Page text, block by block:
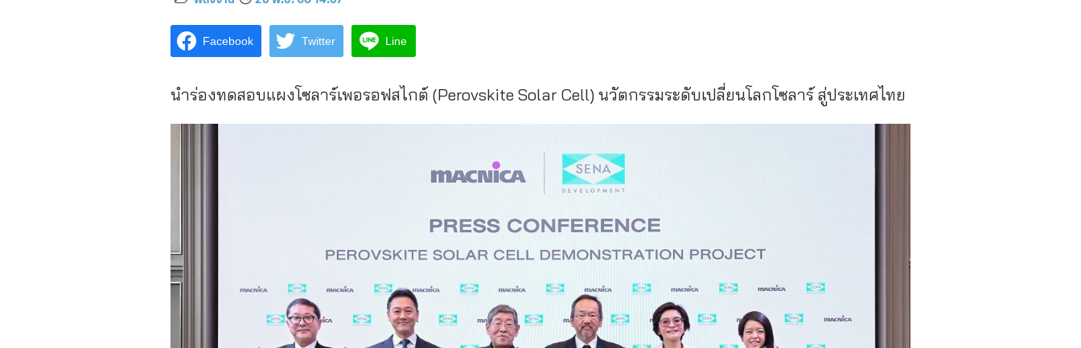
Facebook Twitter Line
นำร่องทดสอบแผงโซลาร์เพอรอฟสไกต์ (Perovskite Solar Cell) นวัตกรรมระดับเปลี่ยนโลกโซลาร์ สู่ประเทศไทย